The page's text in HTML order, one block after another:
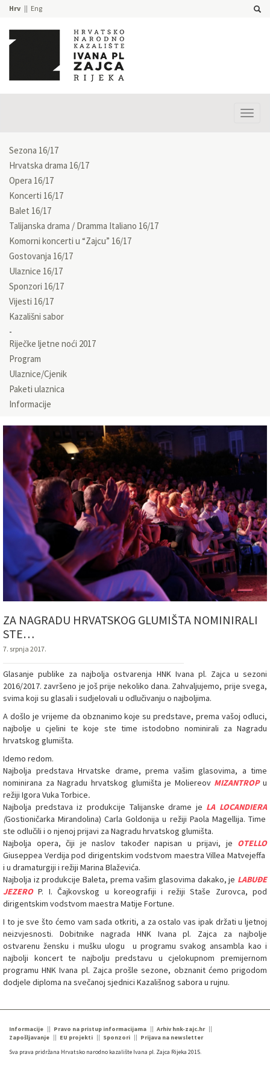
Hrv Eng
Sezona 16/17
Hrvatska drama 16/17
Opera 16/17
Koncerti 16/17
Balet 16/17
Talijanska drama / Dramma Italiano 16/17
Komorni koncerti u “Zajcu” 16/17
Gostovanja 16/17
Ulaznice 16/17
Sponzori 16/17
Vijesti 16/17
Kazališni sabor
Riječke ljetne noći 2017
Program
Ulaznice/Cjenik
Paketi ulaznica
Informacije
ZA NAGRADU HRVATSKOG GLUMIŠTA NOMINIRALI
STE…
7. srpnja 2017.
Glasanje publike za najbolja ostvarenja HNK Ivana pl. Zajca u sezoni
2016/2017. završeno je još prije nekoliko dana. Zahvaljujemo, prije svega,
svima koji su glasali i sudjelovali u odlučivanju o najboljima.
A došlo je vrijeme da obznanimo koje su predstave, prema vašoj odluci,
najbolje u cjelini te koje ste time istodobno nominirali za Nagradu
hrvatskog glumišta.
Idemo redom.
Najbolja predstava Hrvatske drame, prema vašim glasovima, a time
nominirana za Nagradu hrvatskog glumišta je Moliereov MIZANTROP u
režiji Igora Vuka Torbice.
Najbolja predstava iz produkcije Talijanske drame je LA LOCANDIERA
(Gostioničarka Mirandolina) Carla Goldonija u režiji Paola Magellija. Time
ste odlučili i o njenoj prijavi za Nagradu hrvatskog glumišta.
Najbolja opera, čiji je naslov također napisan u prijavi, je OTELLO
Giuseppea Verdija pod dirigentskim vodstvom maestra Villea Matvejeffa
i u dramaturgiji i režiji Marina Blaževića.
Najbolja iz produkcije Baleta, prema vašim glasovima dakako, je LABUĐE
JEZERO P. I. Čajkovskog u koreografiji i režiji Staše Zurovca, pod
dirigentskim vodstvom maestra Matije Fortune.
I to je sve što ćemo vam sada otkriti, a za ostalo vas ipak držati u ljetnoj
neizvjesnosti. Dobitnike nagrada HNK Ivana pl. Zajca za najbolje
ostvarenu žensku i mušku ulogu u programu svakog ansambla kao i
najbolji koncert te najbolju predstavu u cjelokupnom premijernom
programu HNK Ivana pl. Zajca prošle sezone, obznanit ćemo prigodom
dodjele diploma na svečanoj sjednici Kazališnog sabora u rujnu.
Informacije Pravo na pristup informacijama
Arhiv hnk-zajc.hr
Zapošljavanje
EU projekti Sponzori
Prijava na newsletter
Sva prava pridržana Hrvatsko narodno kazalište Ivana pl. Zajca Rijeka 2015.